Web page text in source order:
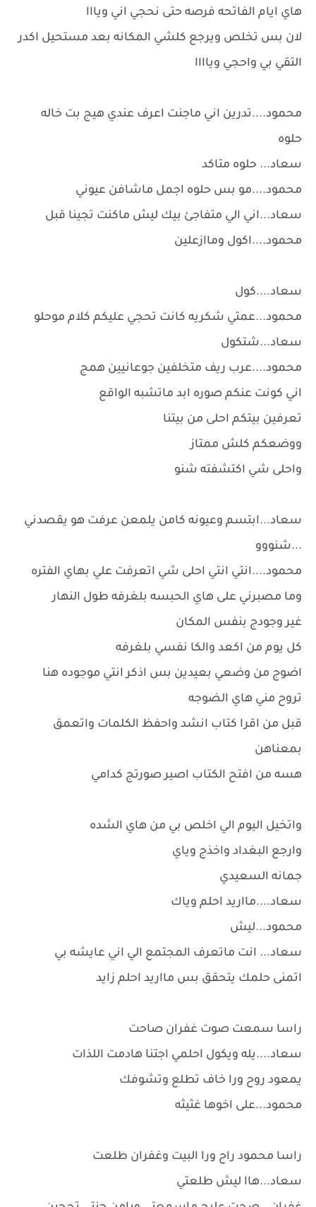
هاي ايام الفاتحه فرصه حتى نحجي اني ويااا
لان بس تخلص ويرجع كلشي المكانه بعد مستحيل اكدر
التقي بي واحجي وياااا
محمود....تدرين اني ماجنت اعرف عندي هيج بت خاله
حلوه
سعاد... حلوه متاكد
محمود....مو بس حلوه اجمل ماشافن عيوني
سعاد...اني الي متفاجئ بيك ليش ماكنت تجينا قبل
محمود....اكول وماازعلين
سعاد....كول
محمود...عمتي شكريه كانت تحجي عليكم كلام موحلو
سعاد...شتكول
محمود....عرب ريف متخلفين جوعانيين همج
اني كونت عنكم صوره ابد ماتشبه الواقع
تعرفين بيتكم احلى من بيتنا
ووضعكم كلش ممتاز
واحلى شي اكتشفته شنو
سعاد...ابتسم وعيونه كامن يلمعن عرفت هو يقصدني
...شنووو
محمود....انتي انتي احلى شي اتعرفت علي بهاي الفتره
وما مصبرني على هاي الحبسه بلغرفه طول النهار
غير وجودج بنفس المكان
كل يوم من اكعد والكا نفسي بلغرفه
اضوج من وضعي بعيدين بس اذكر انتي موجوده هنا
تروح مني هاي الضوجه
قبل من اقرا كتاب انشد واحفظ الكلمات واتعمق
بمعناهن
هسه من افتح الكتاب اصير صورتج كدامي
واتخيل اليوم الي اخلص بي من هاي الشده
وارجع البغداد واخذج وياي
جمانه السعيدي
سعاد....مااريد احلم وياك
محمود...ليش
سعاد... انت ماتعرف المجتمع الي اني عايشه بي
اتمنى حلمك يتحقق بس مااريد احلم زايد
راسا سمعت صوت غفران صاحت
سعاد....يله ويكول احلمي اجتنا هادمت اللذات
يمعود روح ورا خاف تطلع وتشوفك
محمود...على اخوها غثيثه
راسا محمود راح ورا البيت وغفران طلعت
سعاد...هاا ليش طلعتي